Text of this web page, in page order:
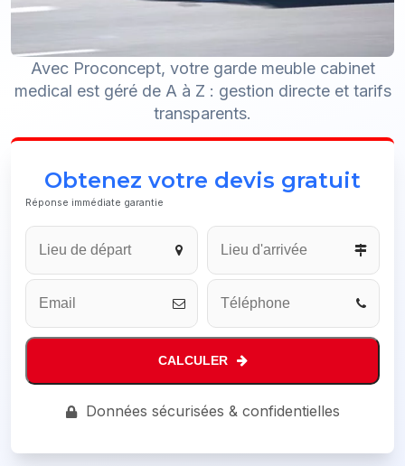
Avec Proconcept, votre garde meuble cabinet
medical est géré de A à Z : gestion directe et tarifs
transparents.
Obtenez votre devis gratuit
Réponse immédiate garantie
CALCULER
Données sécurisées & confidentielles